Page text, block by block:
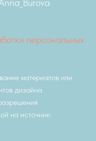
персональных
материалов или
дизайна
на источник: